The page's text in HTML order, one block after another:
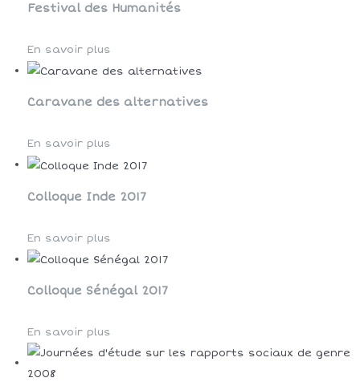
Festival des Humanités
En savoir plus
Caravane des alternatives
En savoir plus
Colloque Inde 2017
En savoir plus
Colloque Sénégal 2017
En savoir plus